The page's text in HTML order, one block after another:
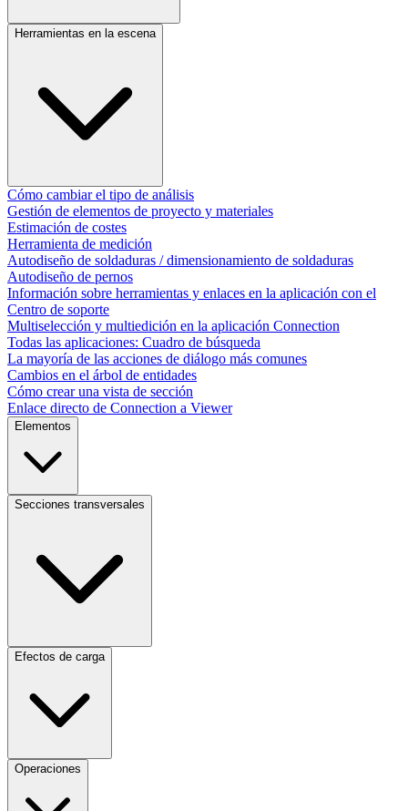
Herramientas en la escena
Cómo cambiar el tipo de análisis
Gestión de elementos de proyecto y materiales
Estimación de costes
Herramienta de medición
Autodiseño de soldaduras / dimensionamiento de soldaduras
Autodiseño de pernos
Información sobre herramientas y enlaces en la aplicación con el
Centro de soporte
Multiselección y multiedición en la aplicación Connection
Todas las aplicaciones: Cuadro de búsqueda
La mayoría de las acciones de diálogo más comunes​
Cambios en el árbol de entidades
Cómo crear una vista de sección
Enlace directo de Connection a Viewer
Elementos
Secciones transversales
Efectos de carga
Operaciones